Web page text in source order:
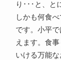
り･･･と、と
しかも何食
です。小平
えます。食
いける万能